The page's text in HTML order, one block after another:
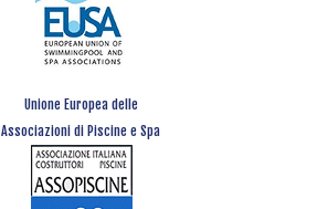
Unione Europea delle
Associazioni di Piscine e Spa